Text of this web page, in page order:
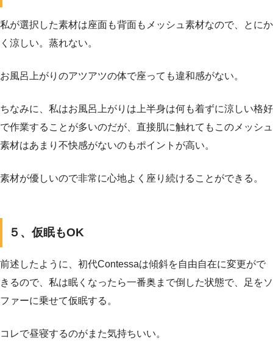
私が選択した素材は座面も背面もメッシュ素材なので、とにか
く涼しい。蒸れない。
お風呂上がりのアツアツの体で座っても違和感がない。
ちなみに、私はお風呂上がりは上半身は何も着ずに涼しい格好
で作業することが多いのだが、直接肌に触れてもこのメッシュ
素材はあまり不快感がないのもポイントが高い。
素材が優しいので非常に心地よく座り続けることができる。
５、仮眠もOK
前述したように、初代Contessaは傾斜を自由自在に変更がで
きるので、私は眠くなったら一番奥まで倒した状態で、足をソ
ファーに乗せて仮眠する。
コレで昼寝するのがまた気持ちいい。